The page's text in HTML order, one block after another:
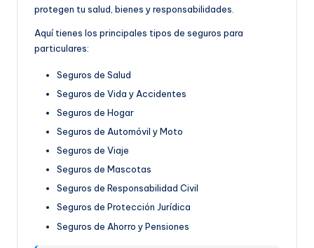
protegen tu salud, bienes y responsabilidades.
Aquí tienes los principales tipos de seguros para
particulares:
Seguros de Salud
Seguros de Vida y Accidentes
Seguros de Hogar
Seguros de Automóvil y Moto
Seguros de Viaje
Seguros de Mascotas
Seguros de Responsabilidad Civil
Seguros de Protección Jurídica
Seguros de Ahorro y Pensiones